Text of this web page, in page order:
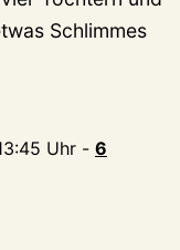
Schlimmes
Uhr - 6